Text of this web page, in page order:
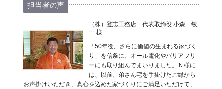
担当者の声
（株）登志工務店 代表取締役 小森 敏
一 様
「50年後、さらに価値の生まれる家づく
り」を信条に、オール電化やバリアフリ
ーにも取り組んでまいりました。Ｎ様に
は、以前、弟さん宅を手掛けたご縁から
お声掛けいただき、真心を込めた家づくりにご満足いただけて、